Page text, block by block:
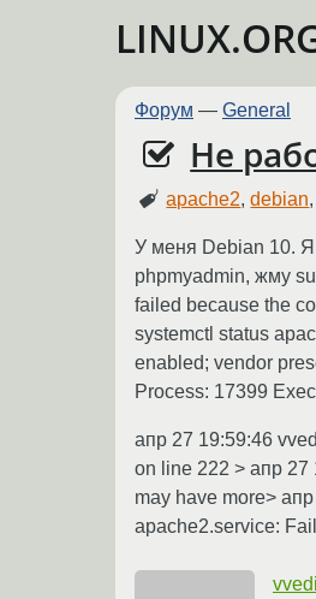
Форум — General
Не
apache2,debian,
У меня Debian 10. Я
phpmyadmin, жму
failed because the
systemctl status
enabled; vendor
Process: 17399
апр 27 19:59:46
on line 222 > апр 27
may have more>
apache2.service: